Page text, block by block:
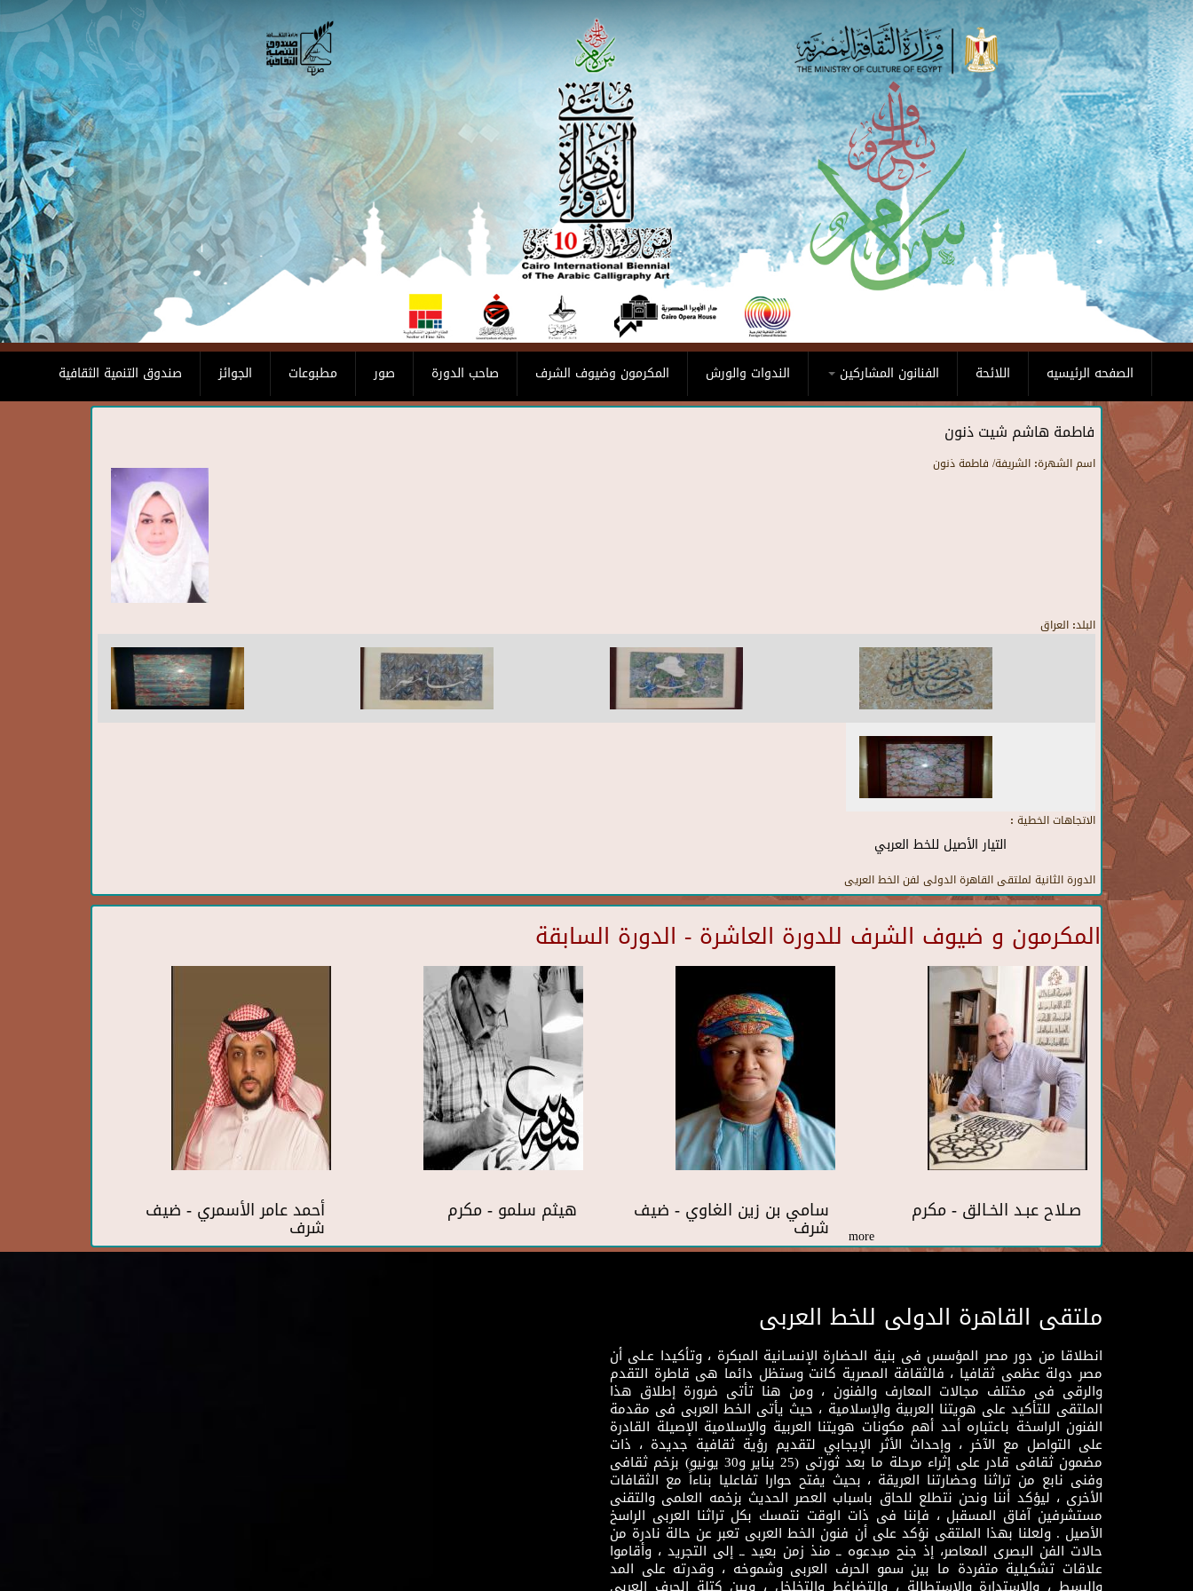
Skip to main content
صندوق التنمية الثقافية الجوائز مطبوعات صور صاحب الدورة المكرمون وضيوف الشرف الندوات والورش الفنانون المشاركين اللائحة الصفحه الرئيسيه
فاطمة هاشم شيت ذنون
اسم الشهرة: الشريفة/ فاطمة ذنون
البلد: العراق
الاتجاهات الخطية :
التيار الأصيل للخط العربي
الدورة الثانية لملتقى القاهرة الدولى لفن الخط العريى
المكرمون و ضيوف الشرف للدورة العاشرة - الدورة السابقة
أحمد عامر الأسمري - ضيف
شرف
هيثم سلمو - مكرم سامي بن زين الغاوي - ضيف
شرف
صـلاح عبـد الخـالق - مكرم
more
ملتقى القاهرة الدولى للخط العربى
انطلاقا من دور مصر المؤسس فى بنية الحضارة الإنسـانية المبكرة ، وتأكيدا عـلى أن
مصر دولة عظمى ثقافيا ، فالثقافة المصرية كانت وستظل دائما هى قاطرة التقدم
والرقى فى مختلف مجالات المعارف والفنون ، ومن هنا تأتى ضرورة إطلاق هذا
الملتقى للتأكيد على هويتنا العربية والإسلامية ، حيث يأتى الخط العربى فى مقدمة
الفنون الراسخة باعتباره أحد أهم مكونات هويتنا العربية والإسلامية الإصيلة القادرة
على التواصل مع الآخر ، وإحداث الأثر الإيجابي لتقديم رؤية ثقافية جديدة ، ذات
مضمون ثقافى قادر على إثراء مرحلة ما بعد ثورتى (25 يناير و30 يونيو) بزخم ثقافى
وفنى نابع من تراثنا وحضارتنا العريقة ، بحيث يفتح حوارا تفاعليا بناءاً مع الثقافات
الأخرى ، ليؤكد أننا ونحن نتطلع للحاق باسباب العصر الحديث بزخمه العلمى والتقنى
مستشرفين آفاق المسقبل ، فإننا فى ذات الوقت نتمسك بكل تراثنا العربى الراسخ
الأصيل . ولعلنا بهذا الملتقى نؤكد على أن فنون الخط العربى تعبر عن حالة نادرة من
حالات الفن البصرى المعاصر، إذ جنح مبدعوه ــ منذ زمن بعيد ــ إلى التجريد ، وأقاموا
علاقات تشكيلية متفردة ما بين سمو الحرف العربى وشموخه ، وقدرته على المد